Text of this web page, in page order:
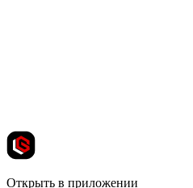
Открыть в приложении